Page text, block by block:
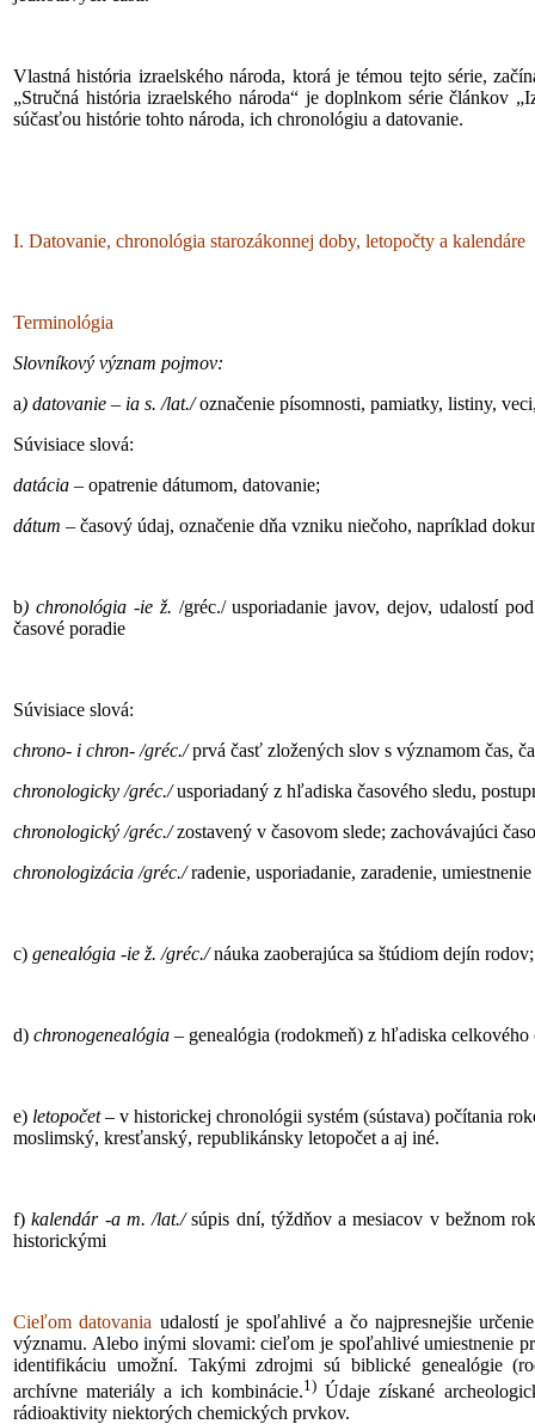
Vlastná história izraelského národa, ktorá je témou tejto série,
„Stručná história izraelského národa“ je doplnkom série článkov
súčasťou histórie tohto národa, ich chronológiu a datovanie.
I. Datovanie, chronológia starozákonnej doby, letopočty a kalendáre
Terminológia
Slovníkový význam pojmov:
a) datovanie – ia s. /lat./označenie písomnosti, pamiatky, listiny,
Súvisiace slová:
datácia – opatrenie dátumom, datovanie;
dátum – časový údaj, označenie dňa vzniku niečoho, napríklad
b) chronológia -ie ž. /gréc./ usporiadanie javov, dejov, udalostí
časové poradie
Súvisiace slová:
chrono- i chron- /gréc./prvá časť zložených slov s významom čas,
chronologicky /gréc./usporiadaný z hľadiska časového sledu,
chronologický /gréc./zostavený v časovom slede; zachovávajúci
chronologizácia /gréc./radenie, usporiadanie, zaradenie,
c) genealógia -ie ž. /gréc./náuka zaoberajúca sa štúdiom dejín
d) chronogenealógia – genealógia (rodokmeň) z hľadiska
e) letopočet– v historickej chronológii systém (sústava) počítania
moslimský, kresťanský, republikánsky letopočet a aj iné.
f) kalendár -a m. /lat./súpis dní, týždňov a mesiacov v bežnom
historickými
Cieľom datovania udalostí je spoľahlivé a čo najpresnejšie
významu. Alebo inými slovami: cieľom je spoľahlivé umiestnenie
identifikáciu umožní. Takými zdrojmi sú biblické genealógie
archívne materiály a ich kombinácie.1) Údaje získané
rádioaktivity niektorých chemických prvkov.